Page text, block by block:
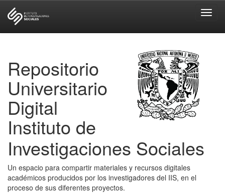
Repositorio
Universitario
Digital
Instituto de
Investigaciones Sociales
Un espacio para compartir materiales y recursos digitales
académicos producidos por los investigadores del IIS, en el
proceso de sus diferentes proyectos.